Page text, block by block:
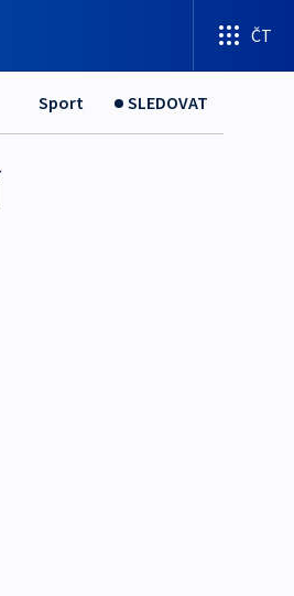
ČT
Sport SLEDOVAT